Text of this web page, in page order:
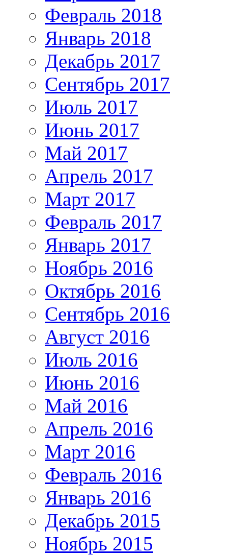
Февраль 2018
Январь 2018
Декабрь 2017
Сентябрь 2017
Июль 2017
Июнь 2017
Май 2017
Апрель 2017
Март 2017
Февраль 2017
Январь 2017
Ноябрь 2016
Октябрь 2016
Сентябрь 2016
Август 2016
Июль 2016
Июнь 2016
Май 2016
Апрель 2016
Март 2016
Февраль 2016
Январь 2016
Декабрь 2015
Ноябрь 2015